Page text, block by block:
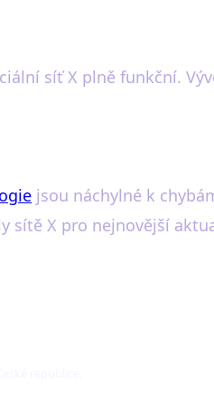
síť X plně funkční.
jsou náchylné k
X pro nejnovější